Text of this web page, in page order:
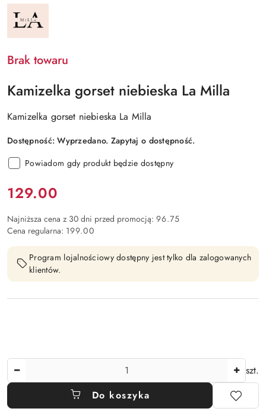
NAZWA
PRODUCENTA:
LA
MILLA
Brak towaru
Kamizelka gorset niebieska La Milla
Kamizelka gorset niebieska La Milla
Dostępność:Wyprzedano. Zapytaj o dostępność.
Powiadom gdy produkt będzie dostępny
Cena:
129.00
Najniższa cena z 30 dni przed promocją: 96.75
Cena regularna: 199.00
Program lojalnościowy dostępny jest tylko dla zalogowanych
klientów.
szt.
Do koszyka